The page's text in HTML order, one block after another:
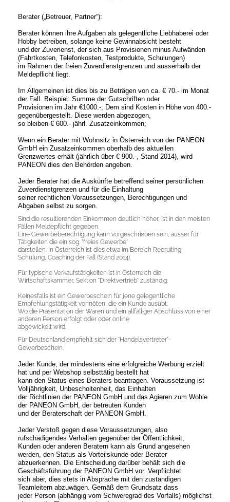
Berater („Betreuer, Partner“):
Berater können ihre Aufgaben als gelegentliche Liebhaberei oder
Hobby betreiben, solange keine Gewinnabsicht besteht
und der Zuverienst, der sich aus Provisionen minus Aufwänden
(Fahrtkosten, Telefonkosten, Testprodukte, Schulungen)
im Rahmen der freien Zuverdienstgrenzen und ausserhalb der
Meldepflicht liegt.
Im Allgemeinen ist dies bis zu Beträgen von ca. € 70.- im Monat
der Fall. Beispiel: Summe der Gutschriften oder
Provisionen im Jahr €1000.-; Dem sind Kosten in Höhe von 400.-
gegenübergestellt. Diese werden abgezogen,
so bleiben € 600.- jährl. Zusatzeinkommen;
Wenn ein Berater mit Wohnsitz in Österreich von der PANEON
GmbH ein Zusatzeinkommen oberhalb des aktuellen
Grenzwertes erhält (jährlich über € 900.-, Stand 2014), wird
PANEON dies den Behörden angeben.
Jeder Berater hat die Auskünfte betreffend seiner persönlichen
Zuverdienstgrenzen und für die Einhaltung
seiner rechtlichen Voraussetzungen, Berechtigungen und
Abgaben selbst zu sorgen.
Sind die resultierenden Einkommen deutlich höher, ist in den meisten
Fällen Meldepflicht gegeben.
Eine Gewerbeberechtigung kann vorgeschrieben sein, ausser für
Tätigkeiten die ein sog. "freies Gewerbe"
darstellen. In Österreich ist dies etwa im Bereich Recruiting,
Schulung, Coaching der Fall (Stand 2014).
Für typische Verkaufstätigkeiten ist in Österreich die
Wirtschaftskammer, Sektion "Direktvertrieb" zuständig.
Keinesfalls ist ein Gewerbeschein für jene gelegentliche
Empfehlungstätigkeit vonnöten, die ein Kunde ausübt.
Wo die Präsentation der Waren und ein allfälliger Abschluss von einer
anderen Person erfolgt oder oder online
abgewickelt wird.
Für Deutschland empfiehlt sich der "Handelsvertreter"-
Gewerbeschein.
Jeder Kunde, der mindestens eine erfolgreiche Werbung erzielt
hat und per Webshop selbsttätig bestellt hat
kann den Status eines Beraters beantragen. Voraussetzung ist
Volljährigkeit, Unbescholtenheit, das Einhalten
der Richtlinien der PANEON GmbH und das Agieren zum Wohle
der PANEON GmbH, der betreuten Kunden
und der Beraterschaft der PANEON GmbH.
Jeder Verstoß gegen diese Voraussetzungen, also
rufschädigendes Verhalten gegenüber der Öffentlichkeit,
Kunden oder anderen Beratern kann als Grund angesehen
werden, den Status als Vorteilskunde oder Berater
abzuerkennen. Die Entscheidung darüber behält sich die
Geschäftsführung der PANEON GmbH vor. Verpflichtet
sich aber, dies stets in Absprache mit den zuständigen
Teamleitern abzuwägen. Gemäß dem Grundsatz dass
jeder Person (abhängig vom Schweregrad des Vorfalls) möglichst